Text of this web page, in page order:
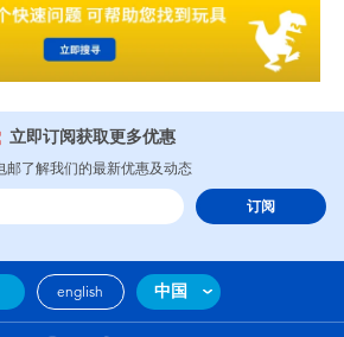
立即订阅获取更多优惠
邮了解我们的最新优惠及动态
订阅
english 中国